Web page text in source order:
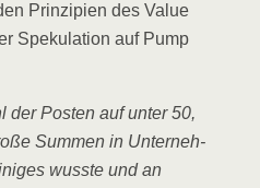
Prin­zi­pi­en des Value
Spe­ku­la­ti­on auf Pump
der Pos­ten auf unter 50,
Sum­men in Unter­neh­
wuss­te und an